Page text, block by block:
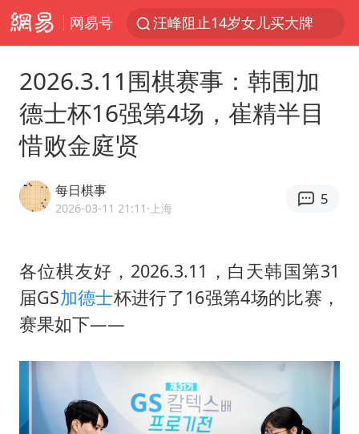
网易号
汪峰阻止14岁女儿买大牌
四川宜宾市高县发生4.9级地震
改名后的“青海拉面”店
女子开一天一夜空调后二氧化碳中毒
“不建议大家买深色蛋糕”
70多岁父亲独自坐车到上海看望女儿
2026.3.11围棋赛事：韩围加
德士杯16强第4场，崔精半目
惜败金庭贤
每日棋事
2026-03-11 21:11 ·上海
5
各位棋友好，2026.3.11，白天韩国第31
届GS加德士杯进行了16强第4场的比赛，
赛果如下——